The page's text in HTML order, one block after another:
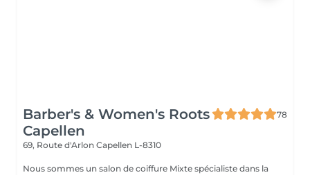
Barber's & Women's Roots
Capellen
78
69, Route d'Arlon Capellen L-8310
Nous sommes un salon de coiffure Mixte spécialiste dans la